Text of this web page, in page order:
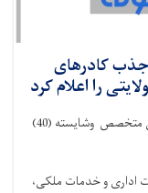
کادرهای
وزارت شهرسازی ومسکن به منظور جذب کادرهای متخصص وشایسته (40)
اداری و خدمات ملکی،